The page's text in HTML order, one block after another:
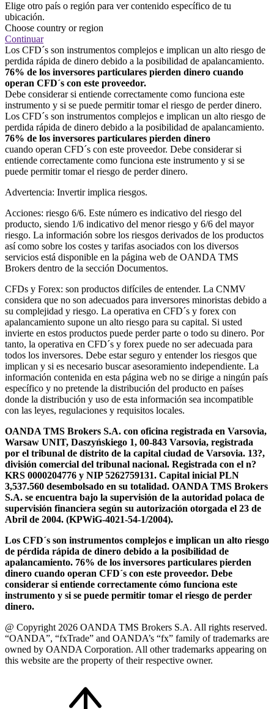
Elige otro país o región para ver contenido específico de tu
ubicación.
Choose country or region
Continuar
Los CFD´s son instrumentos complejos e implican un alto riesgo de
perdida rápida de dinero debido a la posibilidad de apalancamiento.
76% de los inversores particulares pierden dinero cuando
operan CFD´s con este proveedor.
Debe considerar si entiende correctamente como funciona este
instrumento y si se puede permitir tomar el riesgo de perder dinero.
Los CFD´s son instrumentos complejos e implican un alto riesgo de
perdida rápida de dinero debido a la posibilidad de apalancamiento.
76% de los inversores particulares pierden dinero
cuando operan CFD´s con este proveedor. Debe considerar si
entiende correctamente como funciona este instrumento y si se
puede permitir tomar el riesgo de perder dinero.
Advertencia: Invertir implica riesgos.
Acciones: riesgo 6/6. Este número es indicativo del riesgo del
producto, siendo 1/6 indicativo del menor riesgo y 6/6 del mayor
riesgo. La información sobre los riesgos derivados de los productos
así como sobre los costes y tarifas asociados con los diversos
servicios está disponible en la página web de OANDA TMS
Brokers dentro de la sección Documentos.
CFDs y Forex: son productos difíciles de entender. La CNMV
considera que no son adecuados para inversores minoristas debido a
su complejidad y riesgo. La operativa en CFD´s y forex con
apalancamiento supone un alto riesgo para su capital. Si usted
invierte en estos productos puede perder parte o todo su dinero. Por
tanto, la operativa en CFD´s y forex puede no ser adecuada para
todos los inversores. Debe estar seguro y entender los riesgos que
implican y si es necesario buscar asesoramiento independiente. La
información contenida en esta página web no se dirige a ningún país
específico y no pretende la distribución del producto en países
donde la distribución y uso de esta información sea incompatible
con las leyes, regulaciones y requisitos locales.
OANDA TMS Brokers S.A. con oficina registrada en Varsovia,
Warsaw UNIT, Daszyńskiego 1, 00-843 Varsovia, registrada
por el tribunal de distrito de la capital ciudad de Varsovia. 13?,
división comercial del tribunal nacional. Registrada con el n?
KRS 0000204776 y NIP 5262759131. Capital inicial PLN
3,537.560 desembolsado en su totalidad. OANDA TMS Brokers
S.A. se encuentra bajo la supervisión de la autoridad polaca de
supervisión financiera según su autorización otorgada el 23 de
Abril de 2004. (KPWiG-4021-54-1/2004).
Los CFD´s son instrumentos complejos e implican un alto riesgo
de pérdida rápida de dinero debido a la posibilidad de
apalancamiento. 76% de los inversores particulares pierden
dinero cuando operan CFD´s con este proveedor. Debe
considerar si entiende correctamente cómo funciona este
instrumento y si se puede permitir tomar el riesgo de perder
dinero.
@ Copyright 2026 OANDA TMS Brokers S.A. All rights reserved.
“OANDA”, “fxTrade” and OANDA’s “fx” family of trademarks are
owned by OANDA Corporation. All other trademarks appearing on
this website are the property of their respective owner.